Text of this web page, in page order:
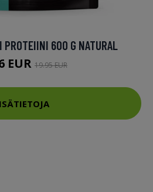
PROTEIINI 600 G NATURAL
EUR 19.95 EUR